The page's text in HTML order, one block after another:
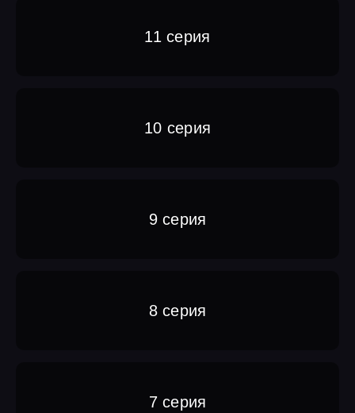
11 серия
10 серия
9 серия
8 серия
7 серия